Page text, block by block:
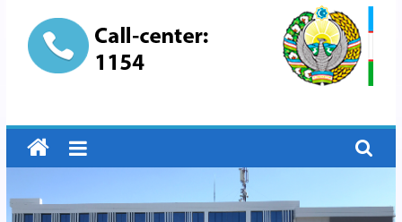
“Buxoro
hududiy
elektr
tarmoqlari